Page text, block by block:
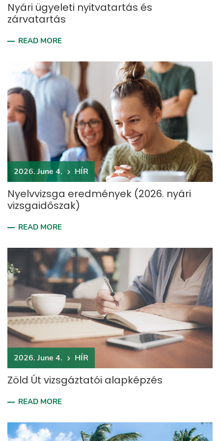
Nyári ügyeleti nyitvatartás és
zárvatartás
READ MORE
2026. June 4. HÍR
Nyelvvizsga eredmények (2026. nyári
vizsgaidőszak)
READ MORE
2026. June 4. HÍR
Zöld Út vizsgáztatói alapképzés
READ MORE